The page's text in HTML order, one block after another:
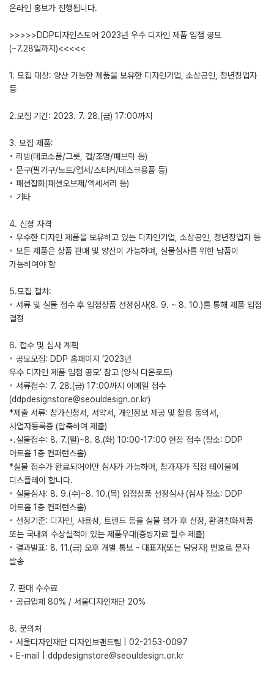
온라인 홍보가 진행됩니다.
>>>>>DDP디자인스토어 2023년 우수 디자인 제품 입점 공모
(~7.28일까지)<<<<<
1. 모집 대상: 양산 가능한 제품을 보유한 디자인기업, 소상공인, 청년창업자
등
2.모집 기간: 2023. 7. 28.(금) 17:00까지
3. 모집 제품:
◦ 리빙(데코소품/그릇, 컵/조명/패브릭 등)
◦ 문구(필기구/노트/엽서/스티커/데스크용품 등)
◦ 패션잡화(패션오브제/액세서리 등)
◦ 기타
4. 신청 자격
◦ 우수한 디자인 제품을 보유하고 있는 디자인기업, 소상공인, 청년창업자 등
◦ 모든 제품은 상품 판매 및 양산이 가능하며, 실물심사를 위한 납품이
가능하여야 함
5.모집 절차:
◦ 서류 및 실물 접수 후 입점상품 선정심사(8. 9. ~ 8. 10.)를 통해 제품 입점
결정
6. 접수 및 심사 계획
◦ 공모모집: DDP 홈페이지 ‘2023년
우수 디자인 제품 입점 공모’ 참고 (양식 다운로드)
◦ 서류접수: 7. 28.(금) 17:00까지 이메일 접수
(ddpdesignstore@seouldesign.or.kr)
*제출 서류: 참가신청서, 서약서, 개인정보 제공 및 활용 동의서,
사업자등록증 (압축하여 제출)
◦.실물접수: 8. 7.(월)~8. 8.(화) 10:00-17:00 현장 접수 (장소: DDP
아트홀 1층 컨퍼런스홀)
*실물 접수가 완료되어야만 심사가 가능하며, 참가자가 직접 테이블에
디스플레이 합니다.
◦ 실물심사: 8. 9.(수)~8. 10.(목) 입점상품 선정심사 (심사 장소: DDP
아트홀 1층 컨퍼런스홀)
◦ 선정기준: 디자인, 사용성, 트렌드 등을 실물 평가 후 선정, 환경친화제품
또는 국내외 수상실적이 있는 제품우대(증빙자료 필수 제출)
◦ 결과발표: 8. 11.(금) 오후 개별 통보 - 대표자(또는 담당자) 번호로 문자
발송
7. 판매 수수료
◦ 공급업체 80% / 서울디자인재단 20%
8. 문의처
◦ 서울디자인재단 디자인브랜드팀 | 02-2153-0097
◦ E-mail | ddpdesignstore@seouldesign.or.kr